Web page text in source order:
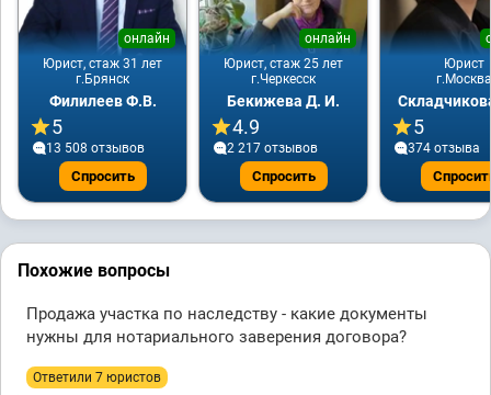
Юрист, стаж 31 лет
онлайн
г.Брянск
Филилеев Ф.В.
5
13 508 отзывов
Спросить
Юрист, стаж 25 лет
онлайн
г.Черкесск
Бекижева Д. И.
4.9
2 217 отзывов
Спросить
Юрист
г.Москва
5
374 отзывa
Похожие вопросы
Продажа участка по наследству - какие документы
нужны для нотариального заверения договора?
Ответили 7 юристов